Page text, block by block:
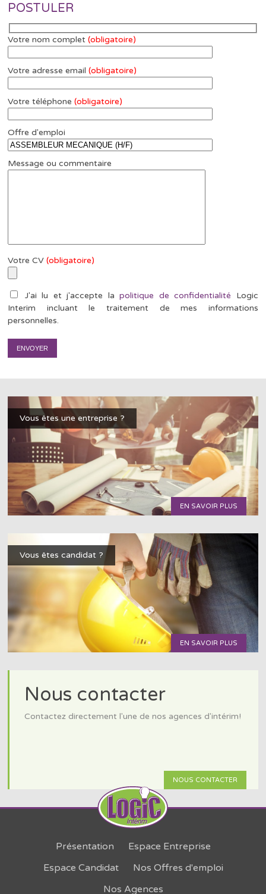
POSTULER
Votre nom complet(obligatoire)
Votre adresse email(obligatoire)
Votre téléphone(obligatoire)
Offre d'emploi
Message ou commentaire
Votre CV(obligatoire)
J'ai lu et j'accepte lapolitique de confidentialité Logic
Interim incluant le traitement de mes informations
personnelles.
Vous êtes une entreprise ?
EN SAVOIR PLUS
Vous êtes candidat ?
EN SAVOIR PLUS
Nous contacter
Contactez directement l'une de nos agences d'intérim!
NOUS CONTACTER
Présentation
Espace Entreprise
Espace Candidat
Nos Offres d'emploi
Nos Agences